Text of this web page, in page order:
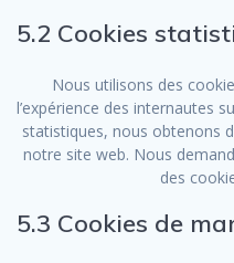
5.2 Cookies
Nous utilisons des
l’expérience des internautes
statistiques, nous obtenons
notre site web. Nous
des
5.3 Cookies de